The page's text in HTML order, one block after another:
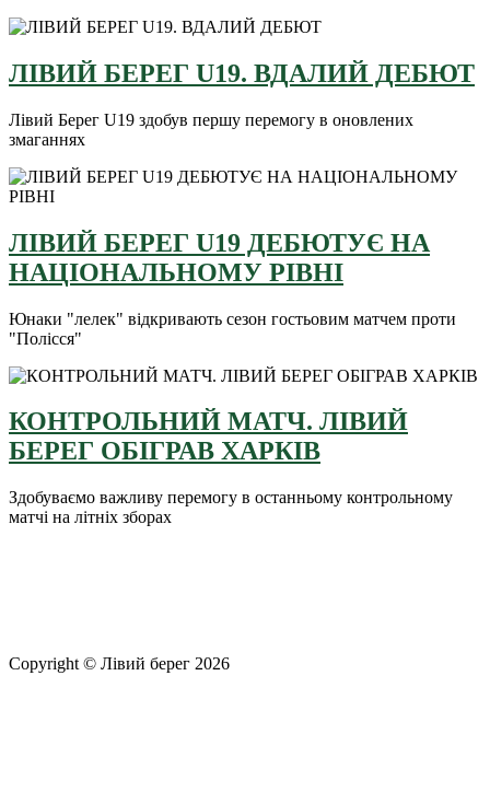
ЛІВИЙ БЕРЕГ U19. ВДАЛИЙ ДЕБЮТ
Лівий Берег U19 здобув першу перемогу в оновлених
змаганнях
ЛІВИЙ БЕРЕГ U19 ДЕБЮТУЄ НА
НАЦІОНАЛЬНОМУ РІВНІ
Юнаки "лелек" відкривають сезон гостьовим матчем проти
"Полісся"
КОНТРОЛЬНИЙ МАТЧ. ЛІВИЙ
БЕРЕГ ОБІГРАВ ХАРКІВ
Здобуваємо важливу перемогу в останньому контрольному
матчі на літніх зборах
Copyright © Лівий берег 2026